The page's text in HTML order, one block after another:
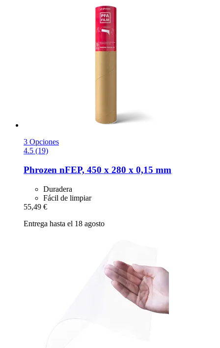
3 Opciones
4.5 (19)
Phrozen nFEP, 450 x 280 x 0,15 mm
Duradera
Fácil de limpiar
55,49 €
Entrega hasta el 18 agosto